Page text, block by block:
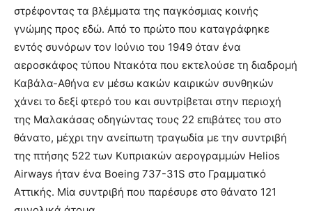
στρέφοντας τα βλέμματα της παγκόσμιας κοινής
γνώμης προς εδώ. Από το πρώτο που καταγράφηκε
εντός συνόρων τον Ιούνιο του 1949 όταν ένα
αεροσκάφος τύπου Ντακότα που εκτελούσε τη διαδρομή
Καβάλα-Αθήνα εν μέσω κακών καιρικών συνθηκών
χάνει το δεξί φτερό του και συντρίβεται στην περιοχή
της Μαλακάσας οδηγώντας τους 22 επιβάτες του στο
θάνατο, μέχρι την ανείπωτη τραγωδία με την συντριβή
της πτήσης 522 των Κυπριακών αερογραμμών Helios
Airways ήταν ένα Boeing 737-31S στο Γραμματικό
Αττικής. Μία συντριβή που παρέσυρε στο θάνατο 121